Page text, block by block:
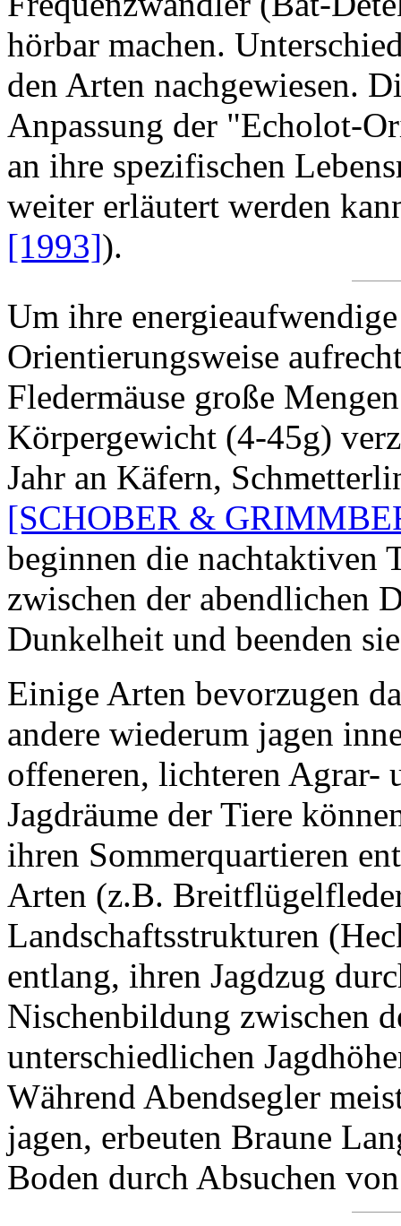
hörbar machen.
den Arten nachgewiesen.
Anpassung der "Echolot-
an ihre spezifischen
weiter erläutert werden
[1993]).
Um ihre
Orientierungsweise
Fledermäuse große
Körpergewicht (4-45g)
Jahr an Käfern,
[SCHOBER &
beginnen die nachtaktiven
zwischen der abendlichen
Dunkelheit und beenden
Einige Arten bevorzugen
andere wiederum jagen
offeneren, lichteren Agrar-
Jagdräume der Tiere
ihren Sommerquartieren
Arten (z.B.
Landschaftsstrukturen
entlang, ihren Jagdzug
Nischenbildung zwischen
unterschiedlichen
Während Abendsegler
jagen, erbeuten Braune
Boden durch Absuchen